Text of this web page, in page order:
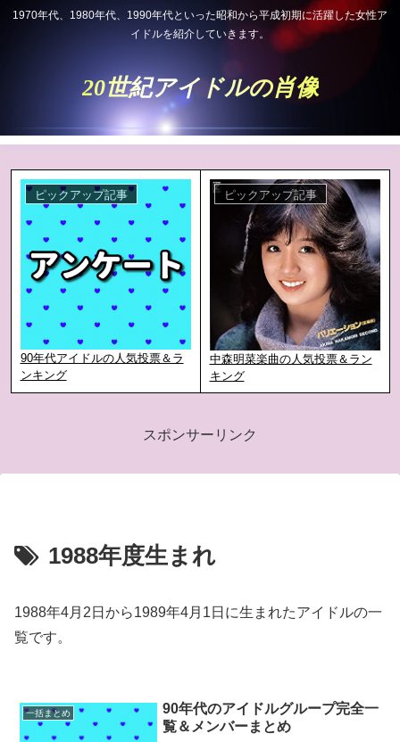
1970年代、1980年代、1990年代といった昭和から平成初期に活躍した女性ア
イドルを紹介していきます。
20世紀アイドルの肖像
ピックアップ記事
90年代アイドルの人気投票＆ラ
ンキング
ピックアップ記事
中森明菜楽曲の人気投票＆ラン
キング
スポンサーリンク
1988年度生まれ
1988年4月2日から1989年4月1日に生まれたアイドルの一
覧です。
一括まとめ
90年代のアイドルグループ完全一
覧＆メンバーまとめ